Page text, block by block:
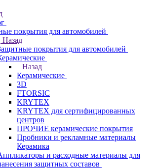
покрытия для автомобилей
Назад
покрытия для автомобилей
Назад
Керамические
3D
FTORSIC
KRYTEX
KRYTEX для сертифицированных
центров
ПРОЧИЕ керамические покрытия
Пробники и рекламные материалы
Керамика
и расходные материалы для
защитных составов